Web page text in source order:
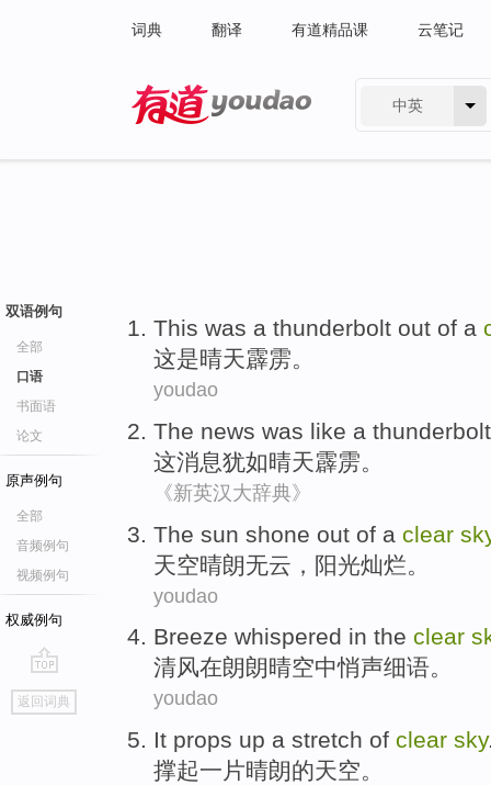
词典 翻译 有道精品课 云笔记
中英
双语例句
全部
口语
书面语
论文
原声例句
全部
音频例句
视频例句
权威例句
go
top
返回词典
This was a thunderbolt out of a
这是晴天霹雳。
youdao
The news was like a thunderbolt
这消息犹如晴天霹雳。
《新英汉大辞典》
The sun shone out of a clear
天空晴朗无云， 阳光灿烂 。
youdao
Breeze whispered in the clear
清风在朗朗晴空中悄声细语。
youdao
It props up a stretch of clear sky
撑起一 片晴朗的天空。